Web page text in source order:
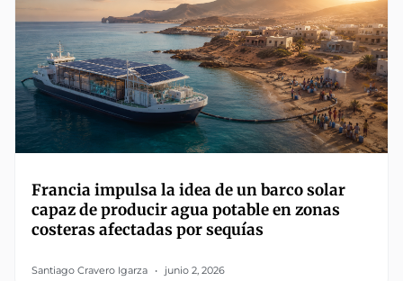
Francia impulsa la idea de un barco solar
capaz de producir agua potable en zonas
costeras afectadas por sequías
Santiago Cravero Igarza junio 2, 2026